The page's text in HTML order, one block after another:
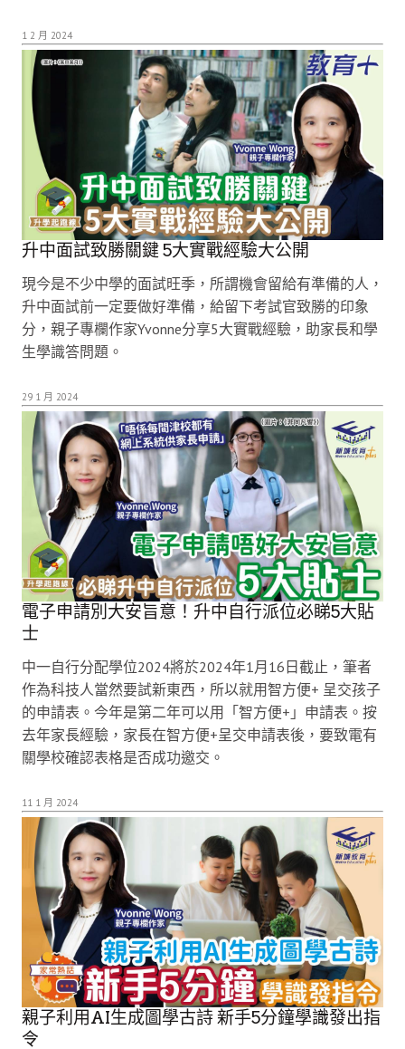
1 2 月 2024
升中面試致勝關鍵 5大實戰經驗大公開
現今是不少中學的面試旺季，所謂機會留給有準備的人，
升中面試前一定要做好準備，給留下考試官致勝的印象
分，親子專欄作家Yvonne分享5大實戰經驗，助家長和學
生學識答問題。
29 1 月 2024
電子申請別大安旨意！升中自行派位必睇5大貼
士
中一自行分配學位2024將於2024年1月16日截止，筆者
作為科技人當然要試新東西，所以就用智方便+ 呈交孩子
的申請表。今年是第二年可以用「智方便+」申請表。按
去年家長經驗，家長在智方便+呈交申請表後，要致電有
關學校確認表格是否成功邀交。
11 1 月 2024
親子利用AI生成圖學古詩 新手5分鐘學識發出指
令